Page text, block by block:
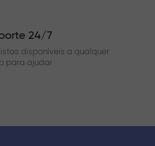
24/7
disponíveis a qualquer
para ajudar